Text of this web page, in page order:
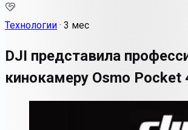
Технологии · 3 мес
DJI представила
кинокамеру Osmo Pocket